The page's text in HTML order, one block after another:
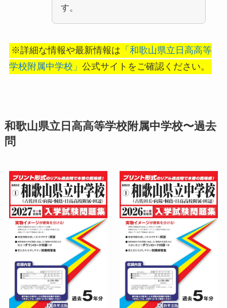
す。
※詳細な情報や最新情報は 「和歌山県立日高高等
学校附属中学校」 公式サイトをご確認ください。
和歌山県立日高高等学校附属中学校〜過去
問